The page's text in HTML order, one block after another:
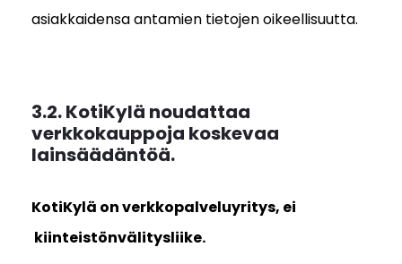
asiakkaidensa antamien tietojen oikeellisuutta.
3.2. KotiKylä noudattaa
verkkokauppoja koskevaa
lainsäädäntöä.
KotiKylä on verkkopalveluyritys, ei
kiinteistönvälitysliike.